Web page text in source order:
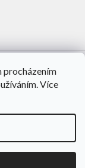
procházením
Více